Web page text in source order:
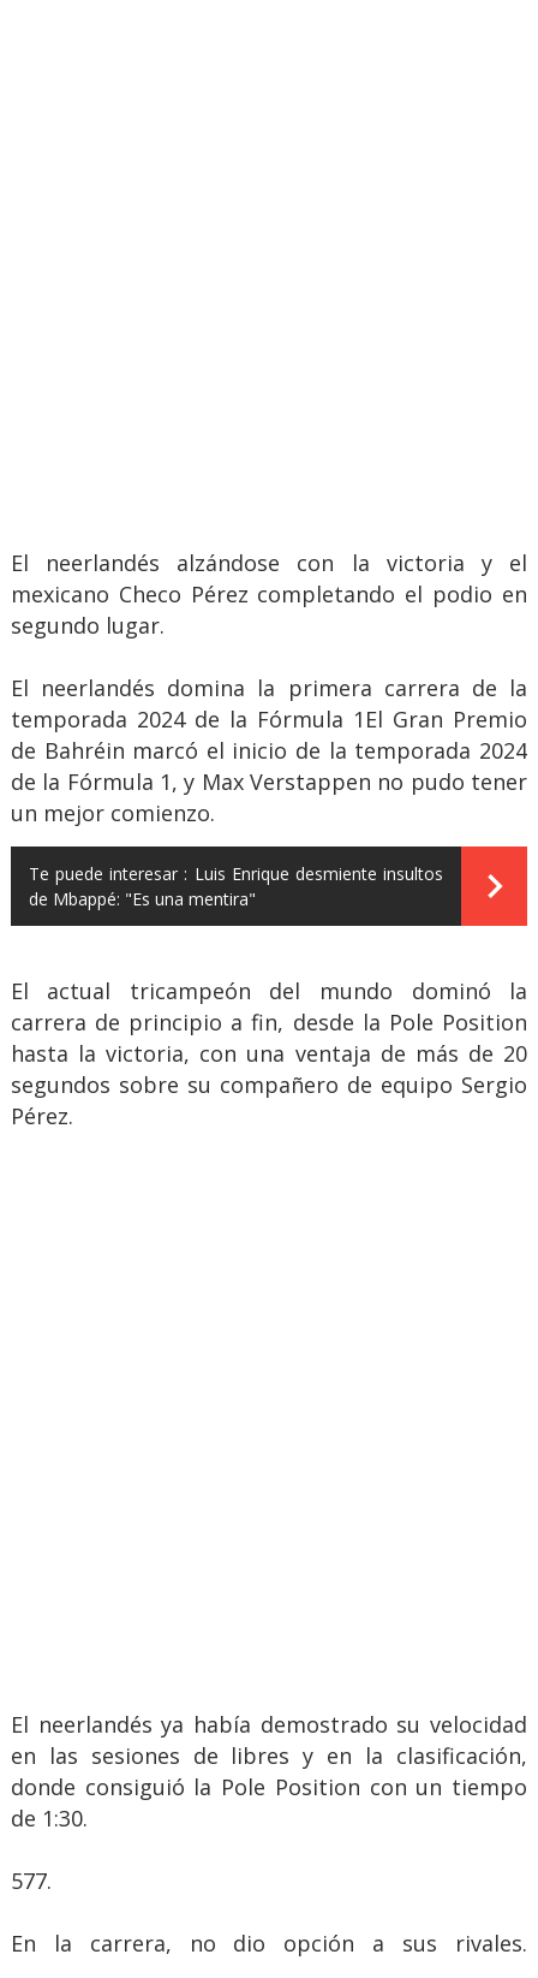
El neerlandés alzándose con la victoria y el
mexicano Checo Pérez completando el podio en
segundo lugar.
El neerlandés domina la primera carrera de la
temporada 2024 de la Fórmula 1El Gran Premio
de Bahréin marcó el inicio de la temporada 2024
de la Fórmula 1, y Max Verstappen no pudo tener
un mejor comienzo.
Te puede interesar : Luis Enrique desmiente insultos
de Mbappé: "Es una mentira"
El actual tricampeón del mundo dominó la
carrera de principio a fin, desde la Pole Position
hasta la victoria, con una ventaja de más de 20
segundos sobre su compañero de equipo Sergio
Pérez.
El neerlandés ya había demostrado su velocidad
en las sesiones de libres y en la clasificación,
donde consiguió la Pole Position con un tiempo
de 1:30.
577.
En la carrera, no dio opción a sus rivales.